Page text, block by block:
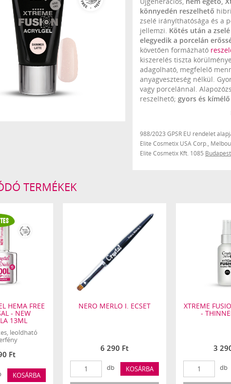
könnyedén reszelhető
zselé irányíthatósága és a
jellemzi. Kötés után a
elegyedik a porcelán
követően formázható
kiszerelés tiszta
adagolható, megfelelő
anyagveszteség nélkül.
vagy porcelánnal.
reszelhető; gyors és
számára is. (Ajánlott
Klasszikus 150/
problémás körmökön sem
építő porcelán családdal
UV lámpában
alapréteg
anyagmennyiséggel 15 mp
988/2023 GPSR EU rendelet
Elite Cosmetix USA Corp.,
Elite Cosmetix Kft. 1085 Budapest
TERMÉKEK
HEMA FREE
- NEW
13ML
leoldható
Ft
KOSÁRBA
NERO MERLO I. ECSET
6 290 Ft
db KOSÁRBA
XTREME
-
3
db